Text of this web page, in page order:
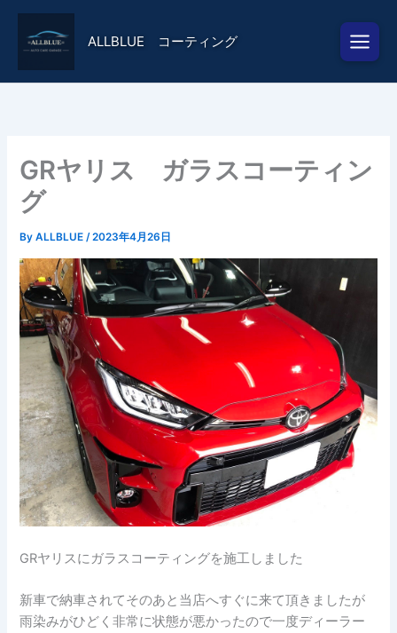
ALLBLUE コーティング
GRヤリス ガラスコーティン
グ
ByALLBLUE/2023年4月26日
GRヤリスにガラスコーティングを施工しました
新車で納車されてそのあと当店へすぐに来て頂きましたが
雨染みがひどく非常に状態が悪かったので一度ディーラー